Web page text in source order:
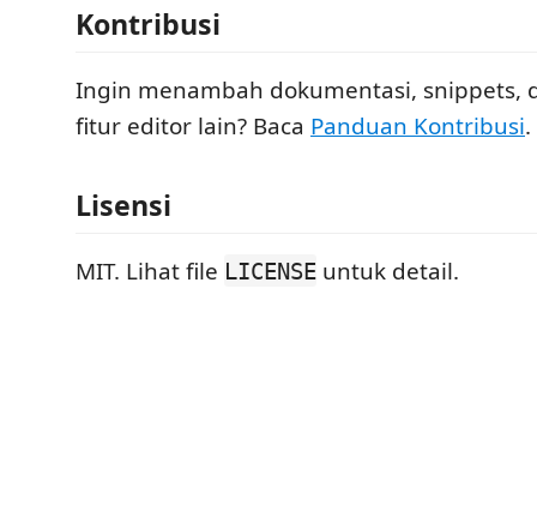
Kontribusi
Ingin menambah dokumentasi, snippets,
fitur editor lain? Baca Panduan Kontribusi.
Lisensi
MIT. Lihat file LICENSE untuk detail.